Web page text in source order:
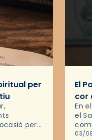
per
per
i, a
El
cor
En
el
de
03/